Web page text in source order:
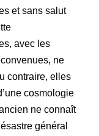
et sans salut
avec les
ne
contraire, elles
cosmologie
ne connaît
général